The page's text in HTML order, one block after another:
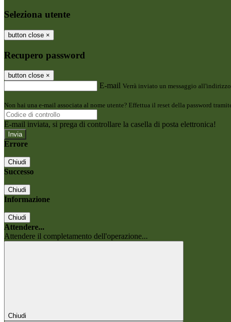
Seleziona utente
button close ×
Recupero password
button close ×
E-mail Verrà inviato un messaggio
Non hai una e-mail associata al nome utente? Effettua il reset della password
E-mail inviata, si prega di controllare la casella di posta elettronica!
Errore
Chiudi
Successo
Chiudi
Informazione
Chiudi
Attendere...
Attendere il completamento dell'operazione...
Chiudi